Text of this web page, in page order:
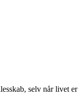
selv når livet er